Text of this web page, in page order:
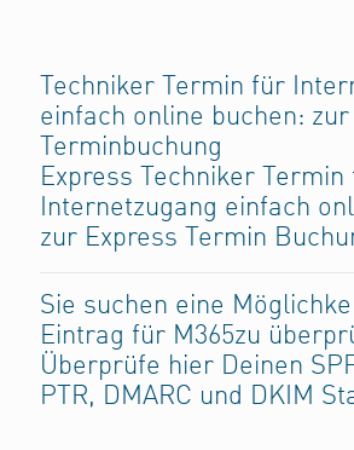
Techniker Termin für
einfach online buchen: zur
Terminbuchung
Express Techniker Termin
Internetzugang einfach
zur Express Termin
Sie suchen eine
Eintrag für M365zu
Überprüfe hier Deinen
PTR, DMARC und DKIM